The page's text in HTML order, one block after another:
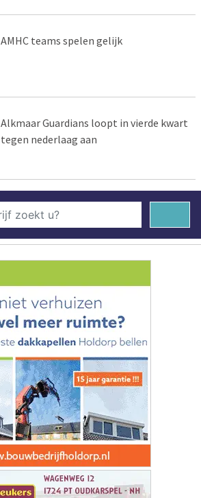
AMHC teams spelen gelijk
Alkmaar Guardians loopt in vierde kwart
tegen nederlaag aan